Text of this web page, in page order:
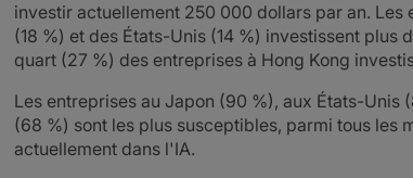
investir actuellement 250 000 dollars par an.
(18 %) et des États-Unis (14 %) investissent plus
quart (27 %) des entreprises à Hong Kong
Les entreprises au Japon (90 %), aux États-
(68 %) sont les plus susceptibles, parmi tous les
actuellement dans l'IA.